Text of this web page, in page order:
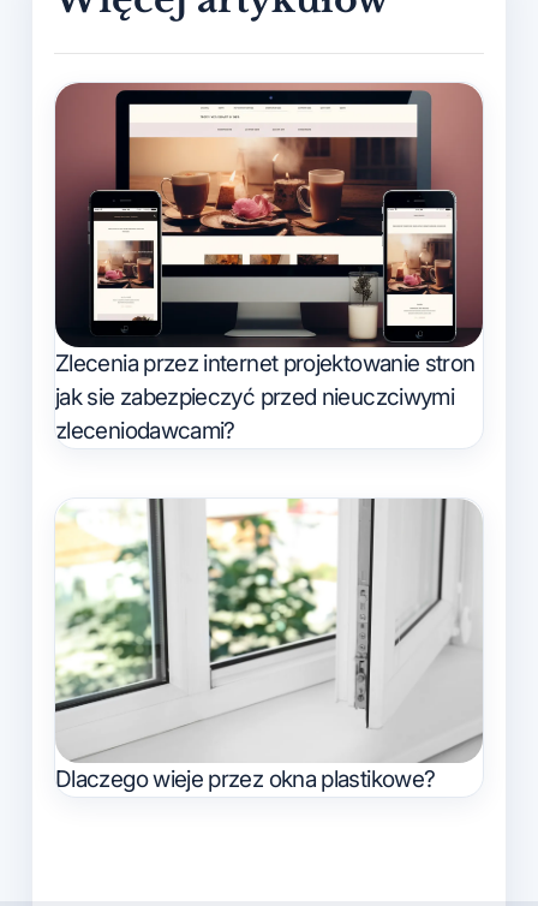
Zlecenia przez internet projektowanie stron
jak sie zabezpieczyć przed nieuczciwymi
zleceniodawcami?
Dlaczego wieje przez okna plastikowe?